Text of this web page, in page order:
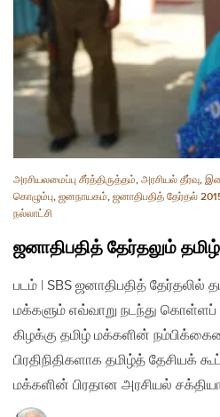
அரசியலமைப்பு சீர்த்திருத்தம், அரசியல் தீர்வு,
கொழும்பு, ஜனநாயகம், ஜனாதிபதித் தேர்தல்
நல்லாட்சி
ஜனாதிபதித் தேர்தலும்
படம் | SBS ஜனாதிபதித் தேர்தலில்
மக்களும் எவ்வாறு நடந்து கொள்ளப்
கிழக்கு தமிழ் மக்களின்
பிரதிநிதிகளாக தமிழ்த் தேசியக்
மக்களின் பிரதான அரசியல்